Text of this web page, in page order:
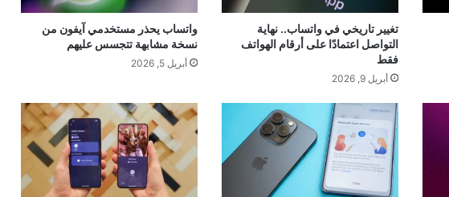
تغيير تاريخي في واتساب.. نهاية
التواصل اعتمادًا على أرقام الهواتف
فقط
أبريل 9, 2026
واتساب يحذر مستخدمي آيفون من
نسخة مشابهة تتجسس عليهم
أبريل 5, 2026